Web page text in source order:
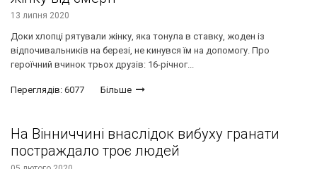
13 липня 2020
Доки хлопці рятували жінку, яка тонула в ставку, жоден із
відпочивальників на березі, не кинувся їм на допомогу. Про
героїчний вчинок трьох друзів: 16-річног...
Переглядів: 6077 Більше
На Вінниччині внаслідок вибуху гранати
постраждало троє людей